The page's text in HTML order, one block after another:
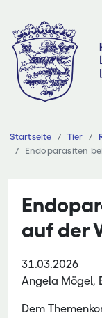
Inhalt
springen
Startseite Tier
Endoparasiten
auf der
31.03.2026
Angela Mögel,
Dem